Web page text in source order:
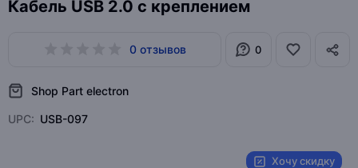
Кабель USB 2.0 с креплением
0 отзывов 0
Shop Part electron
UPC: USB-097
Хочу скидку